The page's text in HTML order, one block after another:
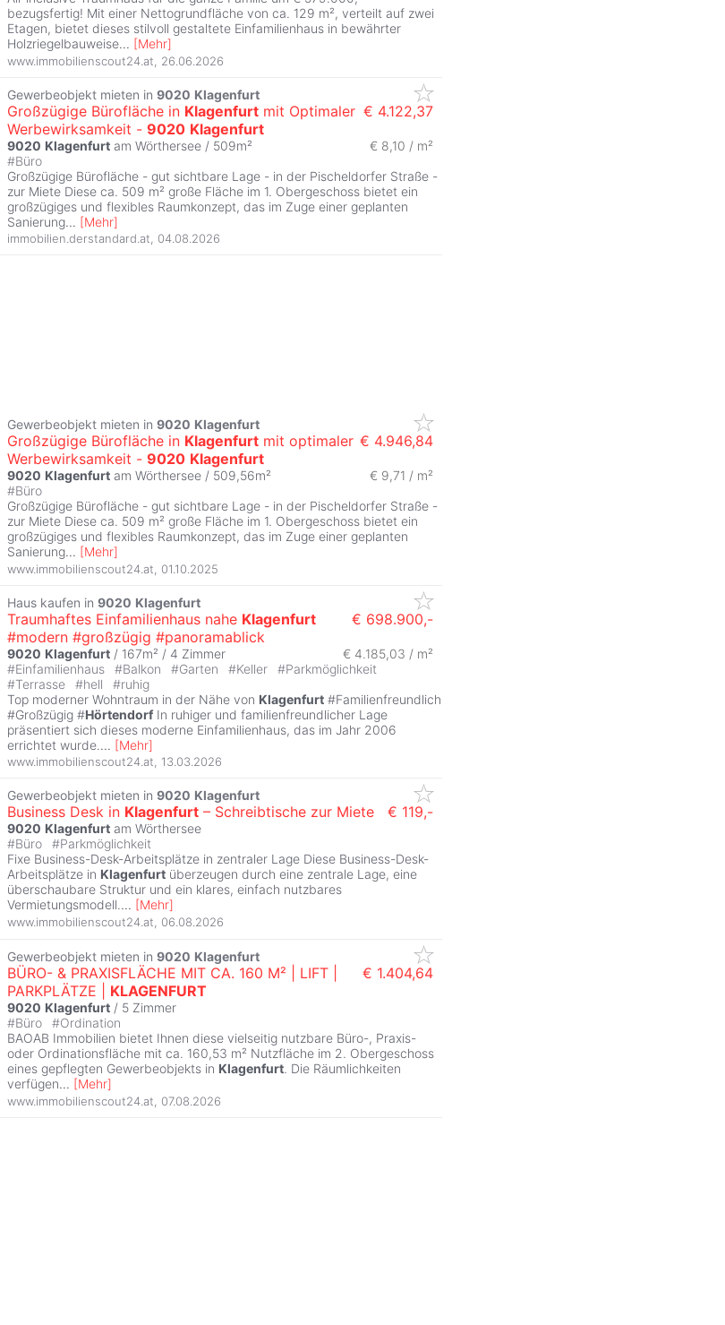
bezugsfertig! Mit einer Nettogrundfläche von ca. 129 m², verteilt auf zwei
Etagen, bietet dieses stilvoll gestaltete Einfamilienhaus in bewährter
Holzriegelbauweise... [Mehr]
www.immobilienscout24.at 26.06.2026
Gewerbeobjekt mieten in 9020 Klagenfurt
Großzügige Bürofläche in Klagenfurt mit Optimaler
Werbewirksamkeit - 9020 Klagenfurt
€ 4.122,37
9020 Klagenfurt am Wörthersee / 509m² € 8,10 / m²
#Büro
Großzügige Bürofläche - gut sichtbare Lage - in der Pischeldorfer Straße -
zur Miete Diese ca. 509 m² große Fläche im 1. Obergeschoss bietet ein
großzügiges und flexibles Raumkonzept, das im Zuge einer geplanten
Sanierung... [Mehr]
immobilien.derstandard.at 04.08.2026
Gewerbeobjekt mieten in 9020 Klagenfurt
Großzügige Bürofläche in Klagenfurt mit optimaler
Werbewirksamkeit - 9020 Klagenfurt
€ 4.946,84
9020 Klagenfurt am Wörthersee / 509,56m²
€ 9,71 / m²
#Büro
Großzügige Bürofläche - gut sichtbare Lage - in der Pischeldorfer Straße -
zur Miete Diese ca. 509 m² große Fläche im 1. Obergeschoss bietet ein
großzügiges und flexibles Raumkonzept, das im Zuge einer geplanten
Sanierung... [Mehr]
www.immobilienscout24.at 01.10.2025
Haus kaufen in 9020 Klagenfurt
Traumhaftes Einfamilienhaus nahe Klagenfurt
#modern #großzügig #panoramablick
€ 698.900,-
9020 Klagenfurt / 167m² / 4 Zimmer
€ 4.185,03 / m²
#Einfamilienhaus #Balkon #Garten #Keller #Parkmöglichkeit
#Terrasse #hell #ruhig
Top moderner Wohntraum in der Nähe von Klagenfurt #Familienfreundlich
#Großzügig #Hörtendorf In ruhiger und familienfreundlicher Lage
präsentiert sich dieses moderne Einfamilienhaus, das im Jahr 2006
errichtet wurde.... [Mehr]
www.immobilienscout24.at, 13.03.2026
Gewerbeobjekt mieten in 9020 Klagenfurt
Business Desk in Klagenfurt – Schreibtische zur Miete € 119,-
9020 Klagenfurt am Wörthersee
#Büro #Parkmöglichkeit
Fixe Business-Desk-Arbeitsplätze in zentraler Lage Diese Business-Desk-
Arbeitsplätze in Klagenfurt überzeugen durch eine zentrale Lage, eine
überschaubare Struktur und ein klares, einfach nutzbares
Vermietungsmodell.... [Mehr]
www.immobilienscout24.at 06.08.2026
Gewerbeobjekt mieten in 9020 Klagenfurt
BÜRO- & PRAXISFLÄCHE MIT CA. 160 M² | LIFT |
PARKPLÄTZE | KLAGENFURT
€ 1.404,64
9020 Klagenfurt / 5 Zimmer
#Büro #Ordination
BAOAB Immobilien bietet Ihnen diese vielseitig nutzbare Büro-, Praxis-
oder Ordinationsfläche mit ca. 160,53 m² Nutzfläche im 2. Obergeschoss
eines gepflegten Gewerbeobjekts in Klagenfurt. Die Räumlichkeiten
verfügen... [Mehr]
www.immobilienscout24.at 07.08.2026